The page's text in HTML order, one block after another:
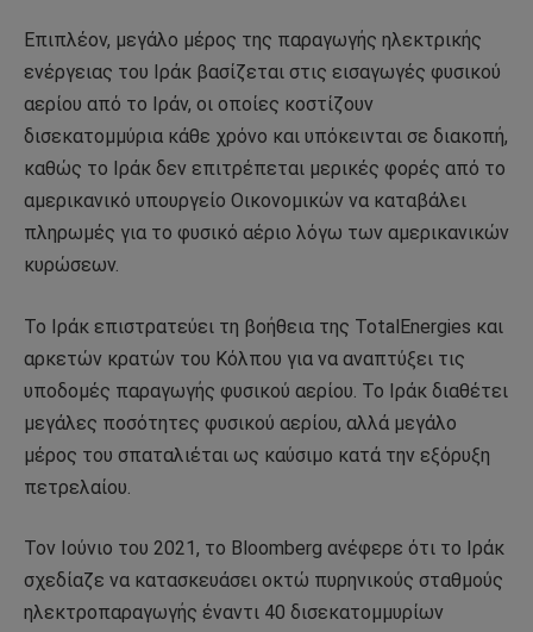
Επιπλέον, μεγάλο μέρος της παραγωγής ηλεκτρικής
ενέργειας του Ιράκ βασίζεται στις εισαγωγές φυσικού
αερίου από το Ιράν, οι οποίες κοστίζουν
δισεκατομμύρια κάθε χρόνο και υπόκεινται σε διακοπή,
καθώς το Ιράκ δεν επιτρέπεται μερικές φορές από το
αμερικανικό υπουργείο Οικονομικών να καταβάλει
πληρωμές για το φυσικό αέριο λόγω των αμερικανικών
κυρώσεων.
Το Ιράκ επιστρατεύει τη βοήθεια της TotalEnergies και
αρκετών κρατών του Κόλπου για να αναπτύξει τις
υποδομές παραγωγής φυσικού αερίου. Το Ιράκ διαθέτει
μεγάλες ποσότητες φυσικού αερίου, αλλά μεγάλο
μέρος του σπαταλιέται ως καύσιμο κατά την εξόρυξη
πετρελαίου.
Τον Ιούνιο του 2021, το Bloomberg ανέφερε ότι το Ιράκ
σχεδίαζε να κατασκευάσει οκτώ πυρηνικούς σταθμούς
ηλεκτροπαραγωγής έναντι 40 δισεκατομμυρίων